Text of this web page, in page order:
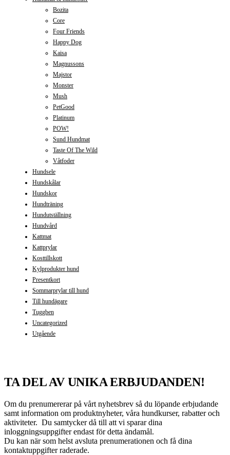
Bozita
Core
Four Friends
Happy Dog
Kaisa
Magnussons
Majstor
Monster
Mush
PetGood
Platinum
POW!
Sund Hundmat
Taste Of The Wild
Våtfoder
Hundsele
Hundskålar
Hundskor
Hundträning
Hundutställning
Hundvård
Kattmat
Kattprylar
Kosttillskott
Kylprodukter hund
Presentkort
Sommarprylar till hund
Till hundägare
Tuggben
Uncategorized
Utgående
TA DEL AV UNIKA ERBJUDANDEN!
Om du prenumererar på vårt nyhetsbrev så du löpande erbjudande
samt information om produktnyheter, våra hundkurser, rabatter och
aktiviteter. Du samtycker då till att vi sparar dina
inloggningsuppgifter endast för detta ändamål.
Du kan när som helst avsluta prenumerationen och få dina
kontaktuppgifter raderade.